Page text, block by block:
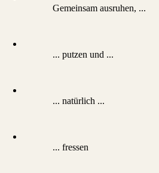
Gemeinsam ausruhen, ...
... putzen und ...
... natürlich ...
... fressen